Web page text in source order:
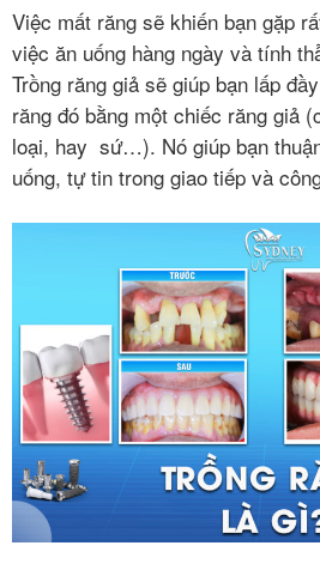
mỹ
BẢNG
GIÁ
LIÊN
HỆ
KIẾN
THỨC
NHA
KHOA
Chính
sách
bảo
Việc mất răng sẽ khiến bạn gặp
việc ăn uống hàng ngày và tính
Trồng răng giả sẽ giúp bạn lấp
răng đó bằng một chiếc răng giả
loại, hay sứ…). Nó giúp bạn
uống, tự tin trong giao tiếp và